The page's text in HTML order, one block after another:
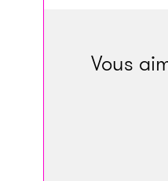
Vous